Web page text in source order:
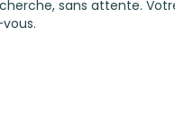
sans attente.